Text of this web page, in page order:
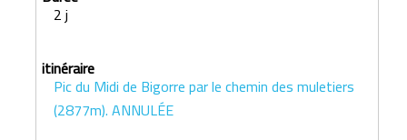
2 j
Pic du Midi de Bigorre par le chemin des muletiers
(2877m). ANNULÉE